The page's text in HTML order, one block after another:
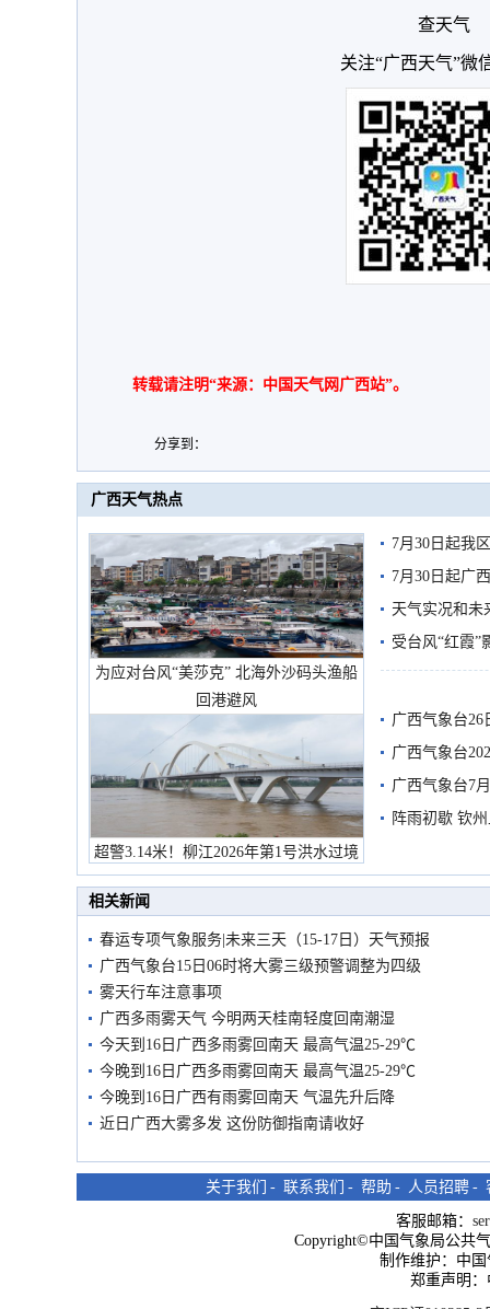
查天气
关注“广西天气”微
转载请注明“来源：中国天气网广西站”。
分享到：
广西天气热点
为应对台风“美莎克” 北海外沙码头渔船
回港避风
超警3.14米！柳江2026年第1号洪水过境
市民在堤岸见证汛况
7月30日起我
7月30日起广
天气实况和未
受台风“红霞”
有较强降雨
广西气象台26
广西气象台
预警
广西气象台7
阵雨初歇 钦
相关新闻
春运专项气象服务|未来三天（15-17日）天气预报
广西气象台15日06时将大雾三级预警调整为四级
雾天行车注意事项
广西多雨雾天气 今明两天桂南轻度回南潮湿
今天到16日广西多雨雾回南天 最高气温25-29℃
今晚到16日广西多雨雾回南天 最高气温25-29℃
今晚到16日广西有雨雾回南天 气温先升后降
近日广西大雾多发 这份防御指南请收好
关于我们 - 联系我们 - 帮助 - 人员招聘 -
客服邮箱：
Copyright©中国气象局公共
制作维护：中
郑重声明